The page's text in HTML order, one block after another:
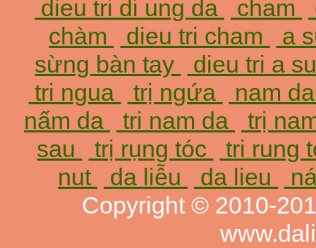
dieu tri di ung da
cham
chàm
dieu tri cham
a
sừng bàn tay
dieu tri a
tri ngua
trị ngứa
nam
nấm da
tri nam da
trị
sau
trị rụng tóc
tri rung
nut
da liễu da lieu
Copyright © 2010-